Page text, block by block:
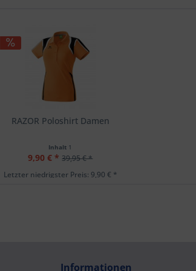
RAZOR Poloshirt Damen
Inhalt 1
9,90 € * 39,95 € *
Letzter niedrigster Preis: 9,90 € *
Informationen